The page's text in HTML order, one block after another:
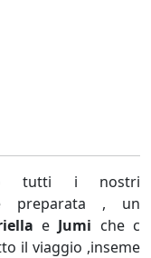
tutti i nostri
preparata , un
e Jumi che c
il viaggio ,inseme